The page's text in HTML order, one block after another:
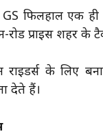
फिलहाल एक
प्राइस शहर के
के लिए
देते हैं।